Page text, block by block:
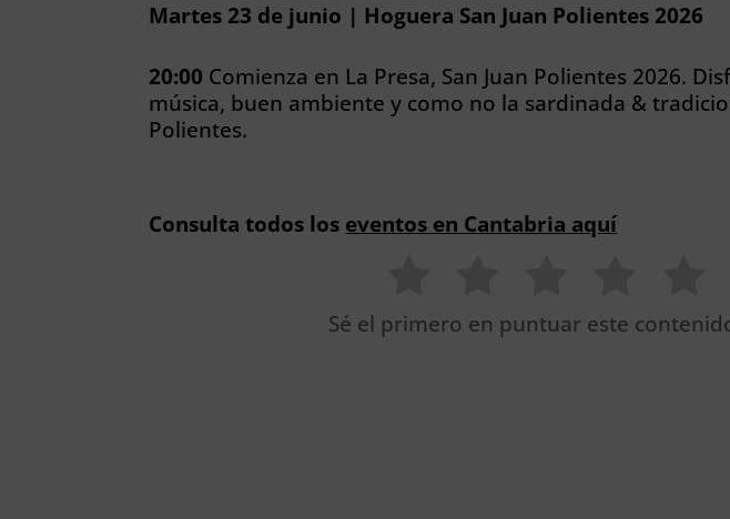
Martes 23 de junio | Hoguera San Juan Polientes 2026
20:00 Comienza en La Presa, San Juan Polientes 2026.
música, buen ambiente y como no la sardinada &
Polientes.
Consulta todos los eventos en Cantabria aquí
Sé el primero en puntuar este